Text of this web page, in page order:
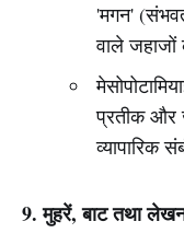
'मगन'
वाले
प्रतीक और
व्यापारिक
9. मुहरें, बाट तथा